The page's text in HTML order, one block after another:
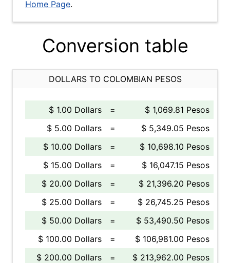
Home Page.
Conversion table
DOLLARS TO COLOMBIAN PESOS
$ 1.00 Dollars =
$ 1,069.81 Pesos
$ 5.00 Dollars
=
$ 5,349.05 Pesos
$ 10.00 Dollars
=
$ 10,698.10 Pesos
$ 15.00 Dollars
=
$ 16,047.15 Pesos
$ 20.00 Dollars
=
$ 21,396.20 Pesos
$ 25.00 Dollars
=
$ 26,745.25 Pesos
$ 50.00 Dollars
=
$ 53,490.50 Pesos
$ 100.00 Dollars
=
$ 106,981.00 Pesos
$ 200.00 Dollars
=
$ 213,962.00 Pesos